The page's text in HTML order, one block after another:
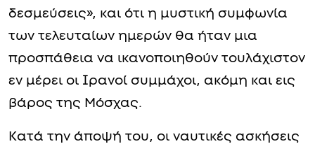
δεσμεύσεις», και ότι η μυστική συμφωνία
των τελευταίων ημερών θα ήταν μια
προσπάθεια να ικανοποιηθούν τουλάχιστον
εν μέρει οι Ιρανοί συμμάχοι, ακόμη και εις
βάρος της Μόσχας.
Κατά την άποψή του, οι ναυτικές ασκήσεις